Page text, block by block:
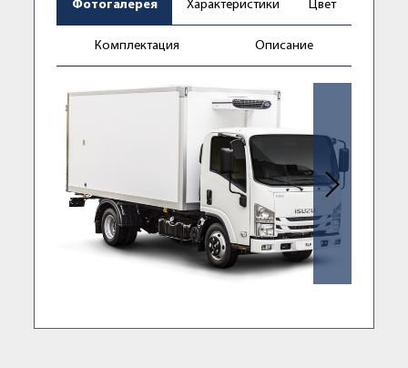
Фотогалерея Характеристики Цвет
Комплектация Описание
Следующее